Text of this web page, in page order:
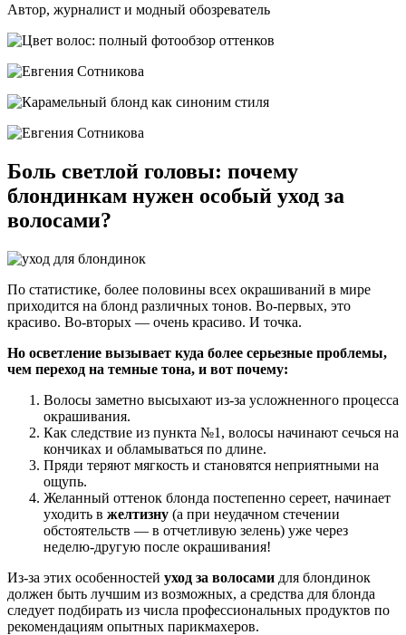
Автор, журналист и модный обозреватель
Боль светлой головы: почему
блондинкам нужен особый уход за
волосами?
По статистике, более половины всех окрашиваний в мире
приходится на блонд различных тонов. Во-первых, это
красиво. Во-вторых — очень красиво. И точка.
Но осветление вызывает куда более серьезные проблемы,
чем переход на темные тона, и вот почему:
Волосы заметно высыхают из-за усложненного процесса
окрашивания.
Как следствие из пункта №1, волосы начинают сечься на
кончиках и обламываться по длине.
Пряди теряют мягкость и становятся неприятными на
ощупь.
Желанный оттенок блонда постепенно сереет, начинает
уходить в желтизну (а при неудачном стечении
обстоятельств — в отчетливую зелень) уже через
неделю-другую после окрашивания!
Из-за этих особенностей уход за волосами для блондинок
должен быть лучшим из возможных, а средства для блонда
следует подбирать из числа профессиональных продуктов по
рекомендациям опытных парикмахеров.